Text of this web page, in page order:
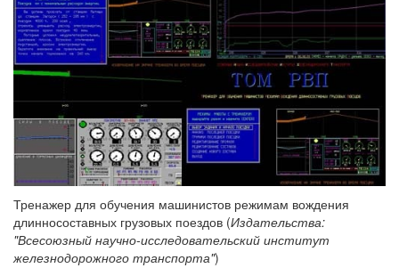
Тренажер для обучения машинистов режимам вождения
длинносоставных грузовых поездов (Издательства:
"Всесоюзный научно-исследовательский институт
железнодорожного транспорта")